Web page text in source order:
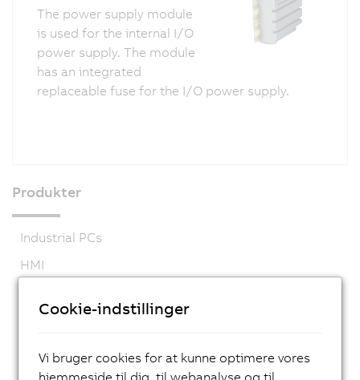
The power supply module
is used for the internal I/O
power supply. The module
has an integrated
replaceable fuse for the I/O power supply.
Produkter
Industrial PCs
HMI
I/O systems
Coated X20 systems
Cookie-indstillinger
Vi bruger cookies for at kunne optimere vores
hjemmeside til dig, til webanalyse og til